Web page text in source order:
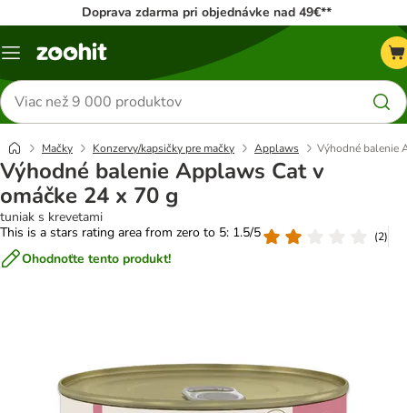
Doprava zdarma pri objednávke nad 49€**
Kategórie
Hľadať
produkty
Mačky Konzervy/kapsičky pre mačky Applaws Výhodné balenie
Výhodné balenie Applaws Cat v
omáčke 24 x 70 g
tuniak s krevetami
This is a stars rating area from zero to 5: 1.5/5
(2)
Ohodnoťte tento produkt!